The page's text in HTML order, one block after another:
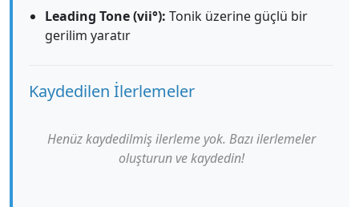
Leading Tone (vii°): Tonik üzerine güçlü bir
gerilim yaratır
Kaydedilen İlerlemeler
Henüz kaydedilmiş ilerleme yok. Bazı ilerlemeler
oluşturun ve kaydedin!